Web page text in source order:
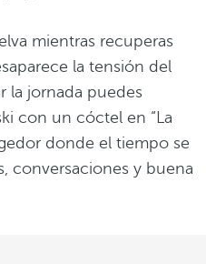
mientras recuperas
la tensión del
la jornada puedes
con un cóctel en “La
donde el tiempo se
conversaciones y buena